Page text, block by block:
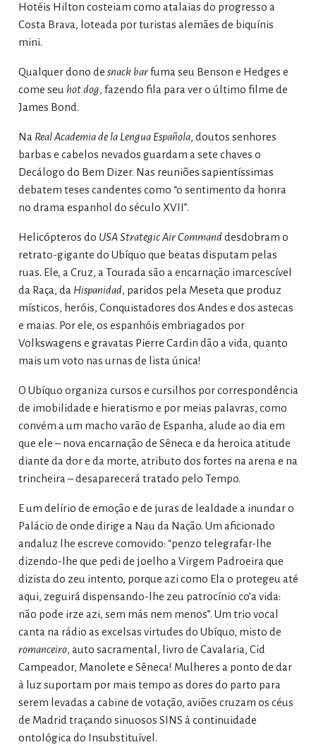
Hotéis Hilton costeiam como atalaias do progresso a
Costa Brava, loteada por turistas alemães de biquínis
mini.
Qualquer dono de snack barfuma seu Benson e Hedges e
come seuhot dog, fazendo fila para ver o último filme de
James Bond.
Na Real Academia de la Lengua Española, doutos senhores
barbas e cabelos nevados guardam a sete chaves o
Decálogo do Bem Dizer. Nas reuniões sapientíssimas
debatem teses candentes como “o sentimento da honra
no drama espanhol do século XVII”.
Helicópteros do USA Strategic Air Commanddesdobram o
retrato-gigante do Ubíquo que beatas disputam pelas
ruas. Ele, a Cruz, a Tourada são a encarnação imarcescível
da Raça, da Hispanidad, paridos pela Meseta que produz
místicos, heróis, Conquistadores dos Andes e dos astecas
e maias. Por ele, os espanhóis embriagados por
Volkswagens e gravatas Pierre Cardin dão a vida, quanto
mais um voto nas urnas de lista única!
O Ubíquo organiza cursos e cursilhos por correspondência
de imobilidade e hieratismo e por meias palavras, como
convém a um macho varão de Espanha, alude ao dia em
que ele – nova encarnação de Sêneca e da heroica atitude
diante da dor e da morte, atributo dos fortes na arena e na
trincheira – desaparecerá tratado pelo Tempo.
E um delírio de emoção e de juras de lealdade a inundar o
Palácio de onde dirige a Nau da Nação. Um aficionado
andaluz lhe escreve comovido: “penzo telegrafar-lhe
dizendo-lhe que pedi de joelho a Virgem Padroeira que
dizista do zeu intento, porque azi como Ela o protegeu até
aqui, zeguirá dispensando-lhe zeu patrocínio co’a vida:
não pode irze azi, sem más nem menos”. Um trio vocal
canta na rádio as excelsas virtudes do Ubíquo, misto de
romanceiro, auto sacramental, livro de Cavalaria, Cid
Campeador, Manolete e Sêneca! Mulheres a ponto de dar
à luz suportam por mais tempo as dores do parto para
serem levadas a cabine de votação, aviões cruzam os céus
de Madrid traçando sinuosos SINS à continuidade
ontológica do Insubstituível.